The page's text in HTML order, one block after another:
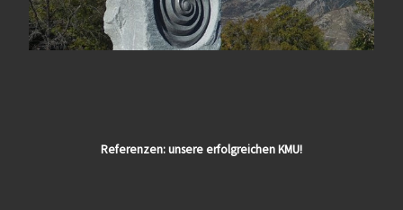
Referenzen: unsere erfolgreichen KMU!